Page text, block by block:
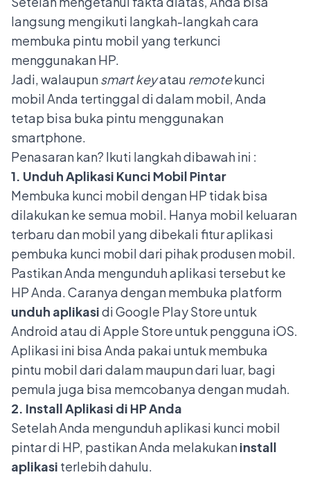
langsung mengikuti langkah-langkah cara
membuka pintu mobil yang terkunci
menggunakan HP.
Jadi, walaupunsmart keyatau remotekunci
mobil Anda tertinggal di dalam mobil, Anda
tetap bisa buka pintu menggunakan
smartphone.
Penasaran kan? Ikuti langkah dibawah ini :
1. Unduh Aplikasi Kunci Mobil Pintar
Membuka kunci mobil dengan HP tidak bisa
dilakukan ke semua mobil. Hanya mobil keluaran
terbaru dan mobil yang dibekali fitur aplikasi
pembuka kunci mobil dari pihak produsen mobil.
Pastikan Anda mengunduh aplikasi tersebut ke
HP Anda. Caranya dengan membuka platform
unduh aplikasidi Google Play Store untuk
Android atau di Apple Store untuk pengguna iOS.
Aplikasi ini bisa Anda pakai untuk membuka
pintu mobil dari dalam maupun dari luar, bagi
pemula juga bisa memcobanya dengan mudah.
2. Install Aplikasi di HP Anda
Setelah Anda mengunduh aplikasi kunci mobil
pintar di HP, pastikan Anda melakukaninstall
aplikasi terlebih dahulu.